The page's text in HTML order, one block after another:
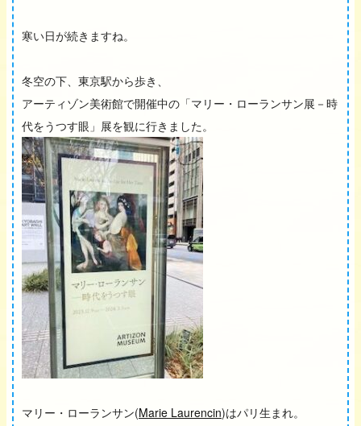
寒い日が続きますね。
冬空の下、東京駅から歩き、
アーティゾン美術館で開催中の「マリー・ローランサン展－時
代をうつす眼」展を観に行きました。
マリー・ローランサン(Marie Laurencin)はパリ生まれ。